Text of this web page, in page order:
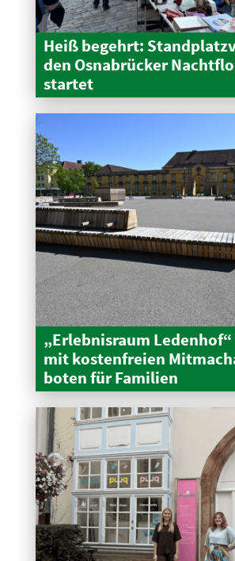
Heiß begehrt:
den Osnabrücker
startet
„Erleb­nisraum
mit kosten­freien
boten für Familien